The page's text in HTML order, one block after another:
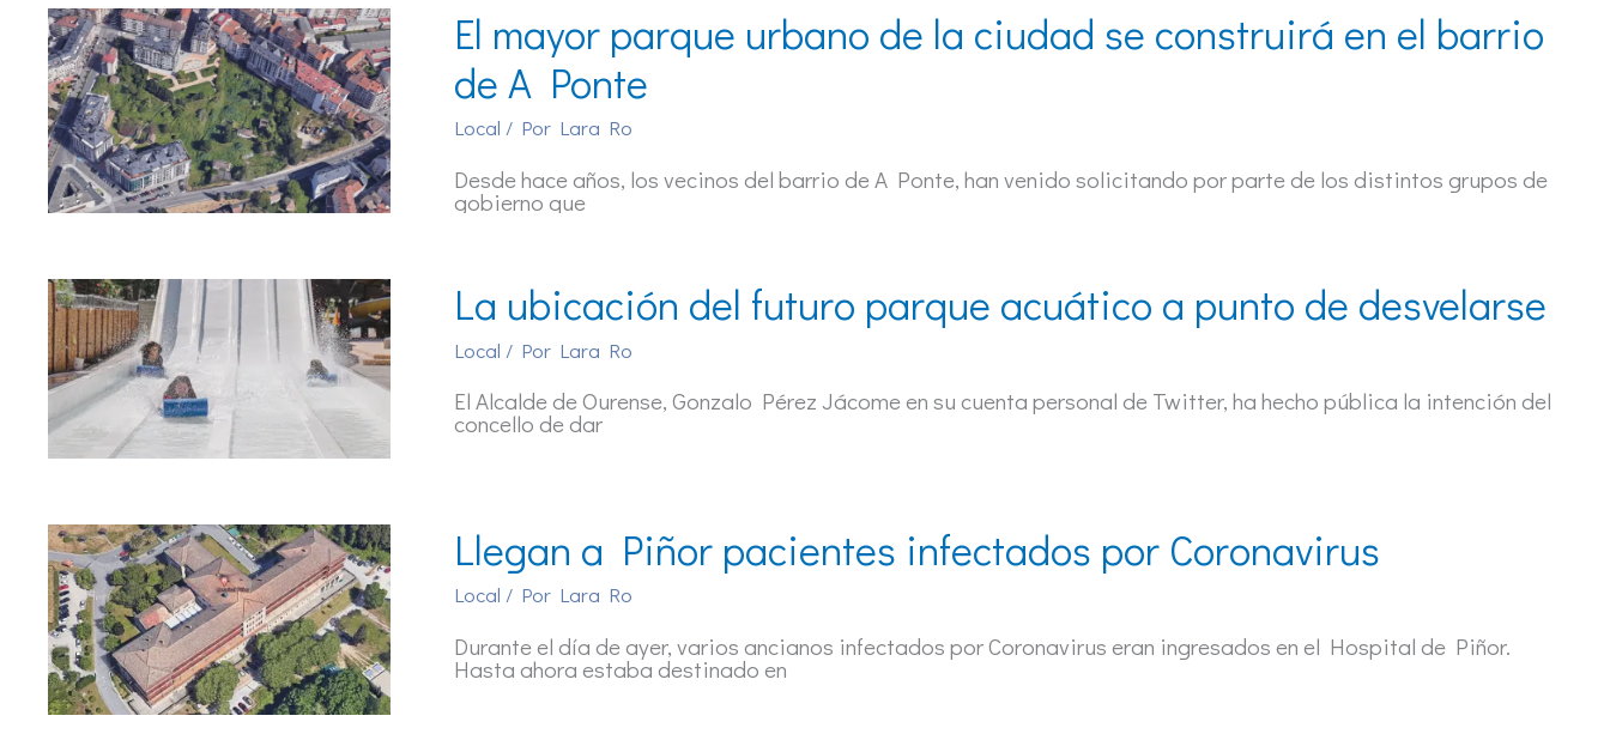
El mayor parque urbano de la ciudad se construirá en el barrio
de A Ponte
Local / Por Lara Ro
Desde hace años, los vecinos del barrio de A Ponte, han venido solicitando por parte de los distintos grupos de
gobierno que
La ubicación del futuro parque acuático a punto de desvelarse
Local / Por Lara Ro
El Alcalde de Ourense, Gonzalo Pérez Jácome en su cuenta personal de Twitter, ha hecho pública la intención del
concello de dar
Llegan a Piñor pacientes infectados por Coronavirus
Local / Por Lara Ro
Durante el día de ayer, varios ancianos infectados por Coronavirus eran ingresados en el Hospital de Piñor.
Hasta ahora estaba destinado en